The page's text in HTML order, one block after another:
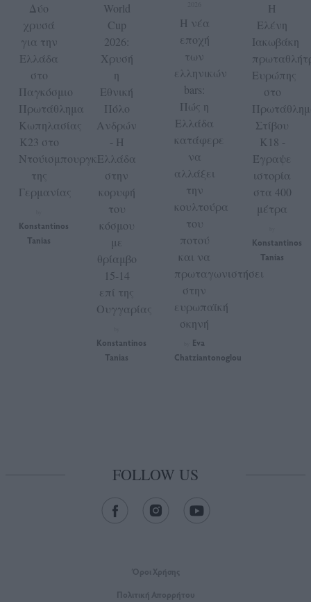
Δύο
χρυσά
για την
Ελλάδα
στο
Παγκόσμιο
Πρωτάθλημα
Κωπηλασίας
Κ23 στο
Ντούισμπουργκ
της
Γερμανίας
Konstantinos
Tanias
World
Cup
2026:
Χρυσή
η
Εθνική
Πόλο
Ανδρών
- Η
Ελλάδα
στην
κορυφή
του
κόσμου
με
θρίαμβο
15-14
επί της
Ουγγαρίας
Konstantinos
Tanias
Η νέα
εποχή
των
ελληνικών
bars:
Πώς η
Ελλάδα
κατάφερε
να
αλλάξει
την
κουλτούρα
του
ποτού
και να
πρωταγωνιστήσει
στην
ευρωπαϊκή
σκηνή
Eva
Chatziantonoglou
Η
Ελένη
Ιακωβάκη
Ευρώπης
στο
Στίβου
Κ18 -
Έγραψε
ιστορία
στα 400
μέτρα
Konstantinos
Tanias
FOLLOW US
Όροι Xρήσης
Πολιτική Απορρήτου